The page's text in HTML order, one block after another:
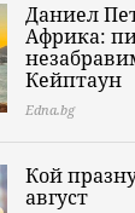
Даниел
Африка:
Кейптаун
Edna.bg
Кой
август